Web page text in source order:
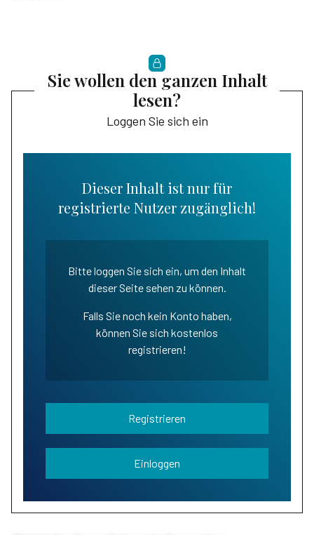
Sie wollen den ganzen Inhalt
lesen?
Loggen Sie sich ein
Dieser Inhalt ist nur für
registrierte Nutzer zugänglich!
Bitte loggen Sie sich ein, um den Inhalt
dieser Seite sehen zu können.
Falls Sie noch kein Konto haben,
können Sie sich kostenlos
registrieren!
Registrieren
Einloggen